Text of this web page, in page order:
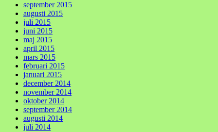
september 2015
augusti 2015
juli 2015
juni 2015
maj 2015
april 2015
mars 2015
februari 2015
januari 2015
december 2014
november 2014
oktober 2014
september 2014
augusti 2014
juli 2014